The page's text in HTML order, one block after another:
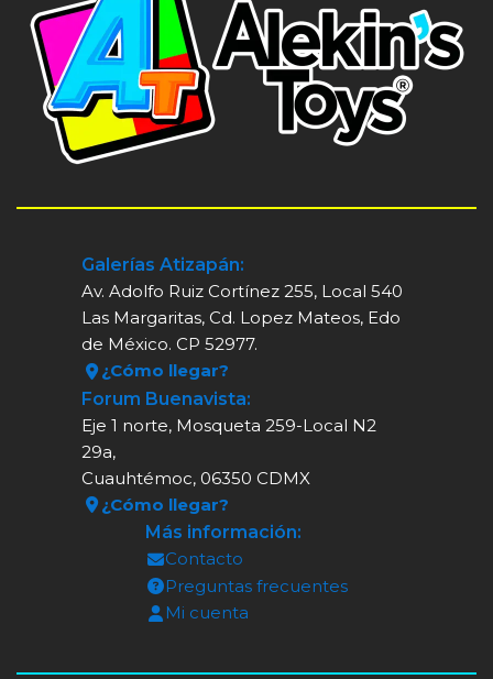
Galerías Atizapán:
Av. Adolfo Ruiz Cortínez 255, Local 540
Las Margaritas, Cd. Lopez Mateos, Edo
de México. CP 52977.
¿Cómo llegar?
Forum Buenavista:
Eje 1 norte, Mosqueta 259-Local N2
29a,
Cuauhtémoc, 06350 CDMX
¿Cómo llegar?
Más información:
Contacto
Preguntas frecuentes
Mi cuenta